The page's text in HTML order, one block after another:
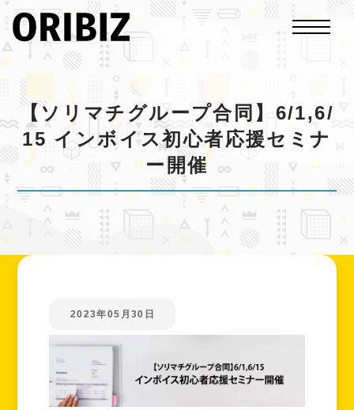
【ソリマチグループ合同】6/1,6/
15 インボイス初心者応援セミナ
ー開催
2023年05月30日